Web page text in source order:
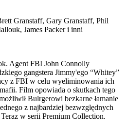
Granstaff, Gary Granstaff, Phil
James Packer i inni
Agent FBI John Connolly
gangstera Jimmy'ego “Whitey”
z FBI w celu wyeliminowania ich
Film opowiada o skutkach tego
Bulrgerowi bezkarne łamanie
z najbardziej bezwzględnych
w serii Premium Collection.